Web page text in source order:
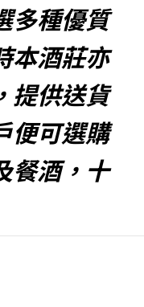
多種優質
本酒莊亦
提供送貨
便可選購
餐酒，十